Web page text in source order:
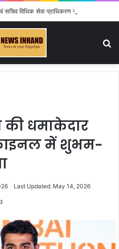
धमाकेदार
फाइनल में शुभम-
Last Updated: May 14, 2026